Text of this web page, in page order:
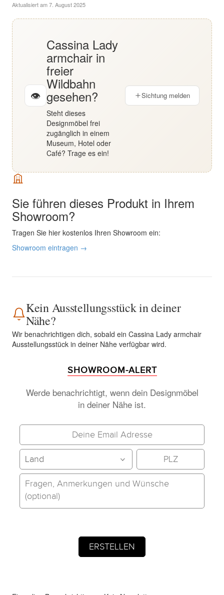
Aktualisiert am7. August 2025
👁
Cassina Lady
armchair in
freier
Wildbahn
gesehen?
Steht dieses
Designmöbel frei
zugänglich in einem
Museum, Hotel oder
Café? Trage es ein!
Sichtung melden
Sie führen dieses Produkt in Ihrem
Showroom?
Tragen Sie hier kostenlos Ihren Showroom ein:
Showroom eintragen →
Kein Ausstellungsstück in deiner
Nähe?
Wir benachrichtigen dich, sobald ein Cassina Lady armchair
Ausstellungsstück in deiner Nähe verfügbar wird.
SHOWROOM-ALERT
Werde benachrichtigt, wenn dein Designmöbel
in deiner Nähe ist.